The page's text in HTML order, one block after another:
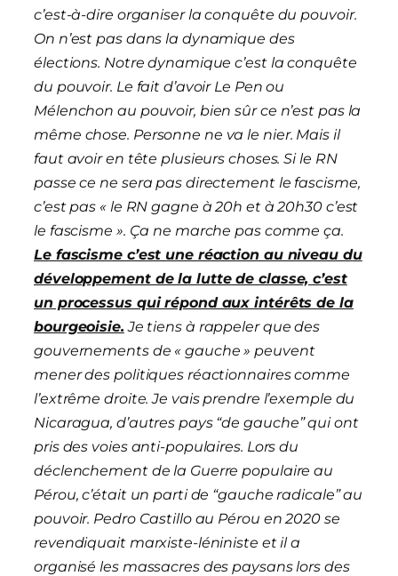
c’est-à-dire organiser laconquête du pouvoir.
On n’est pas dans la dynamique des
élections. Notre dynamique c’est la conquête
du pouvoir. Le fait d’avoir Le Pen ou
Mélenchon au pouvoir, bien sûr ce n’est pas la
même chose. Personne ne va le nier. Mais il
faut avoir en tête plusieurs choses. Si le RN
passe ce ne sera pas directement le fascisme,
c’est pas « le RN gagne à 20h et à 20h30 c’est
le fascisme ». Ça ne marche pas comme ça.
Le fascisme c’est une réaction au niveau du
développement de la lutte de classe, c’est
un processus qui répond aux intérêts de la
bourgeoisie. Je tiens à rappeler que des
gouvernements de « gauche » peuvent
mener des politiques réactionnairescomme
l’extrême droite. Je vais prendre l’exemple du
Nicaragua, d’autres pays “de gauche” qui ont
pris des voies anti-populaires. Lors du
déclenchement de la Guerre populaire au
Pérou, c’était un parti de “gauche radicale” au
pouvoir. Pedro Castillo au Pérou en 2020 se
revendiquait marxiste-léniniste et il a
organisé les massacres des paysans lors des